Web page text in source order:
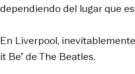
dependiendo del lugar que
En Liverpool,
it Be” de The Beatles.